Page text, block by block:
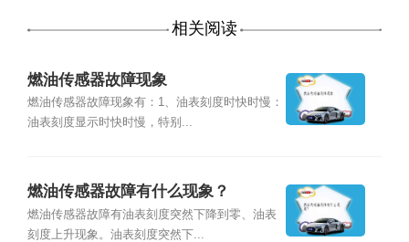
相关阅读
燃油传感器故障现象
燃油传感器故障现象有：1、油表刻度时快时慢：
油表刻度显示时快时慢，特别...
燃油传感器故障有什么现象？
燃油传感器故障有油表刻度突然下降到零、油表
刻度上升现象。油表刻度突然下...